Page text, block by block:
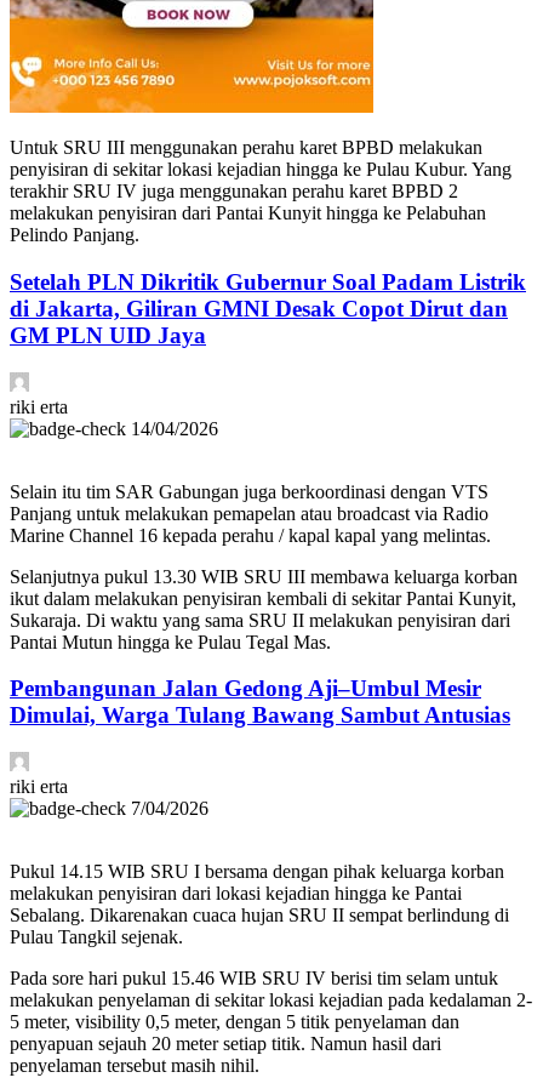
Untuk SRU III menggunakan perahu karet BPBD melakukan
penyisiran di sekitar lokasi kejadian hingga ke Pulau Kubur. Yang
terakhir SRU IV juga menggunakan perahu karet BPBD 2
melakukan penyisiran dari Pantai Kunyit hingga ke Pelabuhan
Pelindo Panjang.
Setelah PLN Dikritik Gubernur Soal Padam Listrik
di Jakarta, Giliran GMNI Desak Copot Dirut dan
GM PLN UID Jaya
riki erta
14/04/2026
Selain itu tim SAR Gabungan juga berkoordinasi dengan VTS
Panjang untuk melakukan pemapelan atau broadcast via Radio
Marine Channel 16 kepada perahu / kapal kapal yang melintas.
Selanjutnya pukul 13.30 WIB SRU III membawa keluarga korban
ikut dalam melakukan penyisiran kembali di sekitar Pantai Kunyit,
Sukaraja. Di waktu yang sama SRU II melakukan penyisiran dari
Pantai Mutun hingga ke Pulau Tegal Mas.
Pembangunan Jalan Gedong Aji–Umbul Mesir
Dimulai, Warga Tulang Bawang Sambut Antusias
riki erta
7/04/2026
Pukul 14.15 WIB SRU I bersama dengan pihak keluarga korban
melakukan penyisiran dari lokasi kejadian hingga ke Pantai
Sebalang. Dikarenakan cuaca hujan SRU II sempat berlindung di
Pulau Tangkil sejenak.
Pada sore hari pukul 15.46 WIB SRU IV berisi tim selam untuk
melakukan penyelaman di sekitar lokasi kejadian pada kedalaman 2-
5 meter, visibility 0,5 meter, dengan 5 titik penyelaman dan
penyapuan sejauh 20 meter setiap titik. Namun hasil dari
penyelaman tersebut masih nihil.